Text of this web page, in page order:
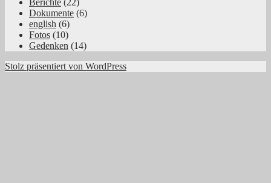
Berichte (22)
Dokumente (6)
english (6)
Fotos (10)
Gedenken (14)
Stolz präsentiert von WordPress